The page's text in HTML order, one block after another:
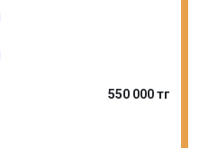
550 000 тг